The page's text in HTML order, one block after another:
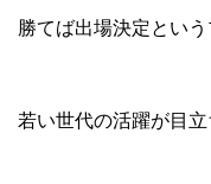
勝てば出場決定とい
若い世代の活躍が目立